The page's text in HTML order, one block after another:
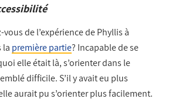
de l’expérience de Phyllis à
la première partie? Incapable de se
elle était là, s’orienter dans le
difficile. S’il y avait eu plus
aurait pu s’orienter plus facilement.